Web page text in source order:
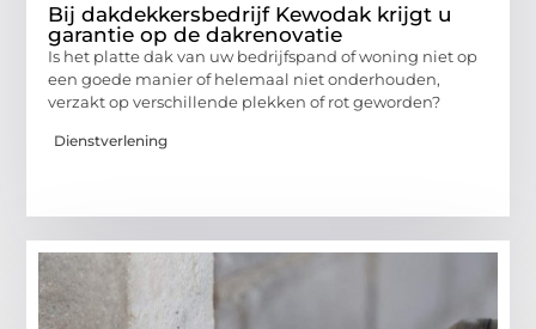
Bij dakdekkersbedrijf Kewodak krijgt u
garantie op de dakrenovatie
Is het platte dak van uw bedrijfspand of woning niet op
een goede manier of helemaal niet onderhouden,
verzakt op verschillende plekken of rot geworden?
Dienstverlening